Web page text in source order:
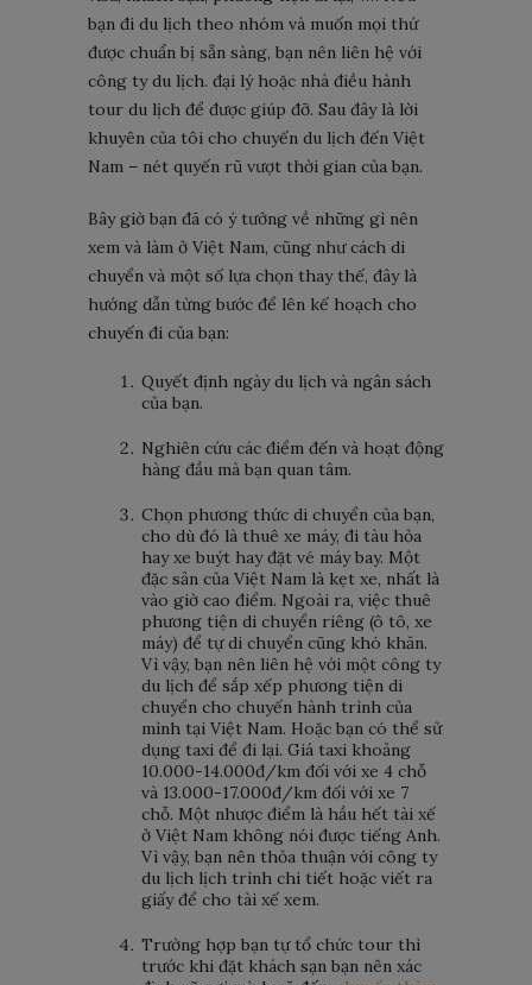
bạn đi du lịch theo nhóm và muốn mọi thứ
được chuẩn bị sẵn sàng, bạn nên liên hệ với
công ty du lịch. đại lý hoặc nhà điều hành
tour du lịch để được giúp đỡ. Sau đây là lời
khuyên của tôi cho chuyến du lịch đến Việt
Nam – nét quyến rũ vượt thời gian của bạn.
Bây giờ bạn đã có ý tưởng về những gì nên
xem và làm ở Việt Nam, cũng như cách di
chuyển và một số lựa chọn thay thế, đây là
hướng dẫn từng bước để lên kế hoạch cho
chuyến đi của bạn:
Quyết định ngày du lịch và ngân sách
của bạn.
Nghiên cứu các điểm đến và hoạt động
hàng đầu mà bạn quan tâm.
Chọn phương thức di chuyển của bạn,
cho dù đó là thuê xe máy, đi tàu hỏa
hay xe buýt hay đặt vé máy bay. Một
đặc sản của Việt Nam là kẹt xe, nhất là
vào giờ cao điểm. Ngoài ra, việc thuê
phương tiện di chuyển riêng (ô tô, xe
máy) để tự di chuyển cũng khó khăn.
Vì vậy, bạn nên liên hệ với một công ty
du lịch để sắp xếp phương tiện di
chuyển cho chuyến hành trình của
mình tại Việt Nam. Hoặc bạn có thể sử
dụng taxi để đi lại. Giá taxi khoảng
10.000-14.000đ/km đối với xe 4 chỗ
và 13.000-17.000đ/km đối với xe 7
chỗ. Một nhược điểm là hầu hết tài xế
ở Việt Nam không nói được tiếng Anh.
Vì vậy, bạn nên thỏa thuận với công ty
du lịch lịch trình chi tiết hoặc viết ra
giấy để cho tài xế xem.
Trường hợp bạn tự tổ chức tour thì
trước khi đặt khách sạn bạn nên xác